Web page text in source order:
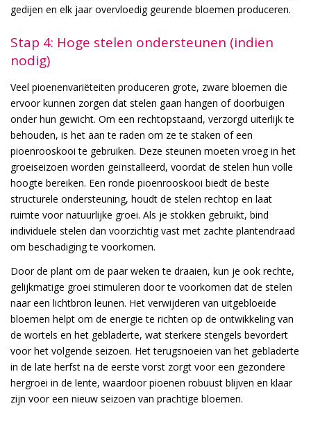
gedijen en elk jaar overvloedig geurende bloemen produceren.
Stap 4: Hoge stelen ondersteunen (indien
nodig)
Veel pioenenvariëteiten produceren grote, zware bloemen die
ervoor kunnen zorgen dat stelen gaan hangen of doorbuigen
onder hun gewicht. Om een rechtopstaand, verzorgd uiterlijk te
behouden, is het aan te raden om ze te staken of een
pioenrooskooi te gebruiken. Deze steunen moeten vroeg in het
groeiseizoen worden geïnstalleerd, voordat de stelen hun volle
hoogte bereiken. Een ronde pioenrooskooi biedt de beste
structurele ondersteuning, houdt de stelen rechtop en laat
ruimte voor natuurlijke groei. Als je stokken gebruikt, bind
individuele stelen dan voorzichtig vast met zachte plantendraad
om beschadiging te voorkomen.
Door de plant om de paar weken te draaien, kun je ook rechte,
gelijkmatige groei stimuleren door te voorkomen dat de stelen
naar een lichtbron leunen. Het verwijderen van uitgebloeide
bloemen helpt om de energie te richten op de ontwikkeling van
de wortels en het gebladerte, wat sterkere stengels bevordert
voor het volgende seizoen. Het terugsnoeien van het gebladerte
in de late herfst na de eerste vorst zorgt voor een gezondere
hergroei in de lente, waardoor pioenen robuust blijven en klaar
zijn voor een nieuw seizoen van prachtige bloemen.